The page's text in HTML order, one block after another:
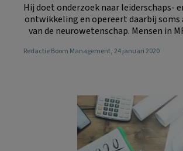
Hij doet onderzoek naar leiderschaps-
ontwikkeling en opereert daarbij soms
van de neurowetenschap. Mensen in
Redactie Boom Management, 24 januari 2020